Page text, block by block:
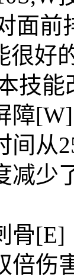
面前
很好
技能
障[W]
间从
减少
骨[E]
倍伤